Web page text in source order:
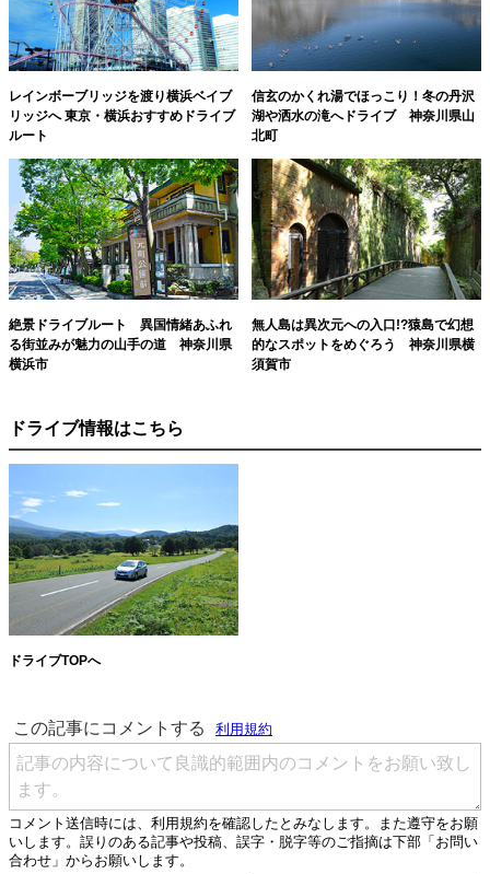
レインボーブリッジを渡り横浜ベイブ
リッジへ 東京・横浜おすすめドライブ
ルート
信玄のかくれ湯でほっこり！冬の丹沢
湖や洒水の滝へドライブ 神奈川県山
北町
絶景ドライブルート 異国情緒あふれ
る街並みが魅力の山手の道 神奈川県
横浜市
無人島は異次元への入口!?猿島で幻想
的なスポットをめぐろう 神奈川県横
須賀市
ドライブ情報はこちら
ドライブTOPへ